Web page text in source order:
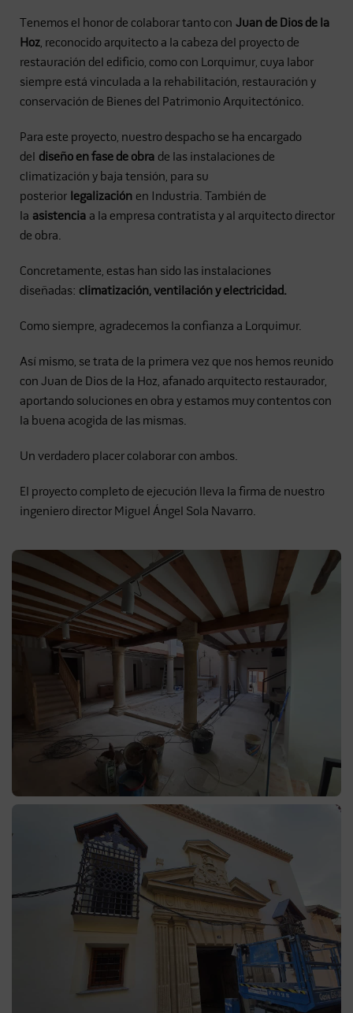
Tenemos el honor de colaborar tanto conJuan de Dios de la
Hoz, reconocido arquitecto a la cabeza del proyecto de
restauración del edificio, como con Lorquimur, cuya labor
siempre está vinculada a la rehabilitación, restauración y
conservación de Bienes del Patrimonio Arquitectónico.
Para este proyecto, nuestro despacho se ha encargado
del diseño en fase de obra de las instalaciones de
climatización y baja tensión, para su
posterior legalización en Industria. También de
la asistencia a la empresa contratista y al arquitecto director
de obra.
Concretamente, estas han sido las instalaciones
diseñadas: climatización, ventilación y electricidad.
Como siempre, agradecemos la confianza a Lorquimur.
Así mismo, se trata de la primera vez que nos hemos reunido
con Juan de Dios de la Hoz, afanado arquitecto restaurador,
aportando soluciones en obra y estamos muy contentos con
la buena acogida de las mismas.
Un verdadero placer colaborar con ambos.
El proyecto completo de ejecución lleva la firma de nuestro
ingeniero director Miguel Ángel Sola Navarro.